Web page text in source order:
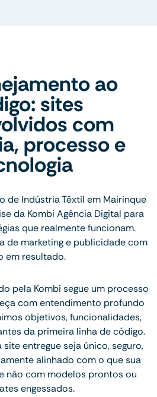
ao
sites
com
processo e
de Indústria Têxtil em Mairinque
da Kombi Agência Digital para
que realmente funcionam.
de marketing e publicidade com
em resultado.
pela Kombi segue um processo
com entendimento profundo
objetivos, funcionalidades,
da primeira linha de código.
entregue seja único, seguro,
alinhado com o que sua
não com modelos prontos ou
engessados.